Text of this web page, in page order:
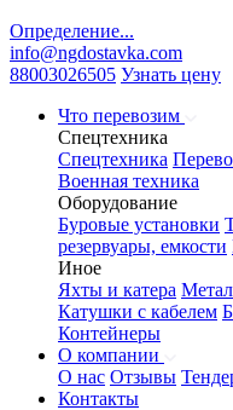
Определение...
info@ngdostavka.com
88003026505 Узнать цену
Что перевозим
Спецтехника
Спецтехника
Военная техника
Оборудование
Буровые установки
резервуары, емкости
Иное
Яхты и катера
Катушки с кабелем
Контейнеры
О компании
О нас Отзывы
Контакты